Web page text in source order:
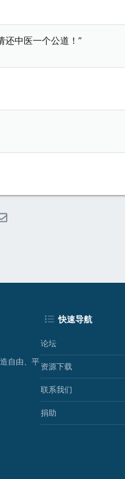
还中医一个公道！”
邮件
自由、平
快速导航
论坛
资源下载
联系我们
捐助